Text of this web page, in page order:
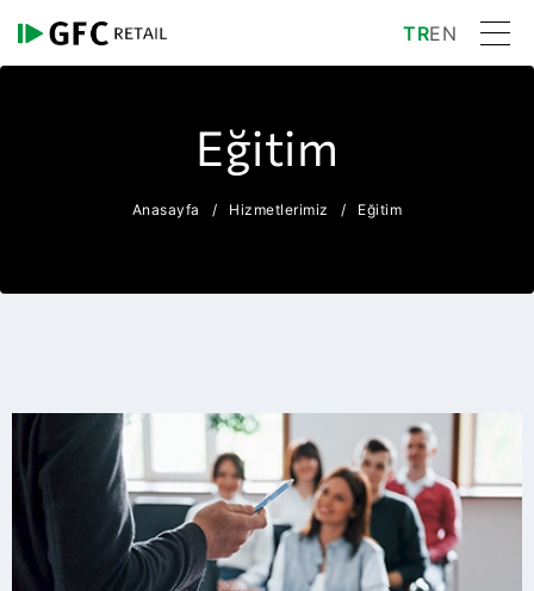
TREN
Eğitim
Anasayfa Hizmetlerimiz Eğitim